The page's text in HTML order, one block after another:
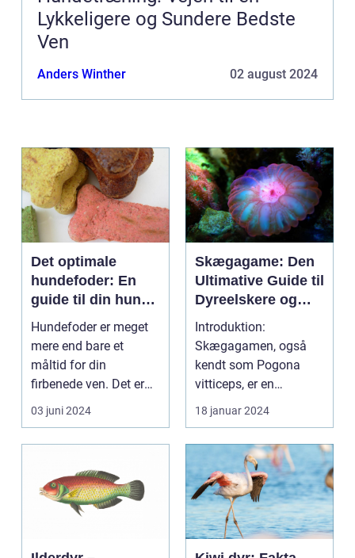
Lykkeligere og Sundere Bedste
Ven
Anders Winther 02 august 2024
Det optimale
hundefoder: En
guide til din hunds
ernæring
Hundefoder er meget
mere end bare et
måltid for din
firbenede ven. Det er
fundamentet for en
sund li...
03 juni 2024
Skægagame: Den
Ultimative Guide til
Dyreelskere og
Dyreejere
Introduktion:
Skægagamen, også
kendt som Pogona
vitticeps, er en
fascinerende
krybdyrart kendt for s...
18 januar 2024